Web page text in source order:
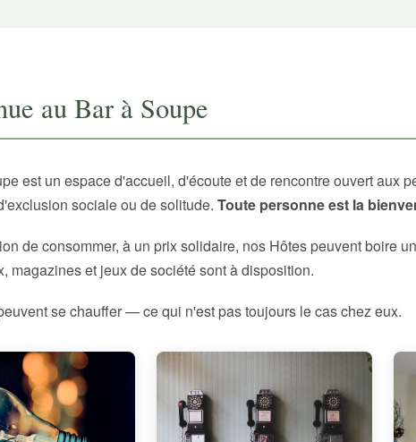
au Bar à Soupe
est un espace d'accueil, d'écoute et de rencontre ouvert aux
sociale ou de solitude. Toute personne est la
de consommer, à un prix solidaire, nos Hôtes peuvent boire
magazines et jeux de société sont à disposition.
se chauffer — ce qui n'est pas toujours le cas chez eux.